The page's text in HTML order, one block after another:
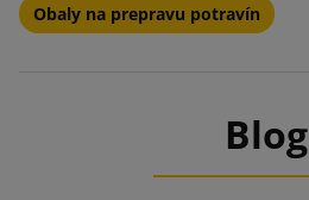
Obaly na prepravu potravín
Blog